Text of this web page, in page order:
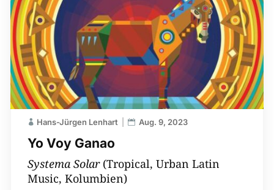
Yo Voy Ganao
Hans-Jürgen Lenhart Aug. 9, 2023
Systema Solar (Tropical, Urban Latin
Music, Kolumbien)